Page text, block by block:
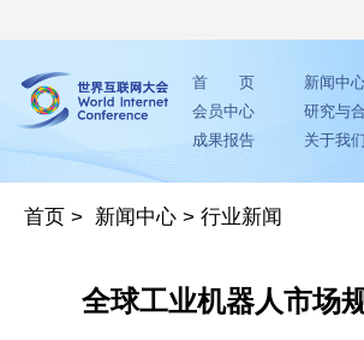
首 页 新闻中
会员中心
研究与
成果报告
关于我们
首页 > 新闻中心 >行业新闻
全球工业机器人市场